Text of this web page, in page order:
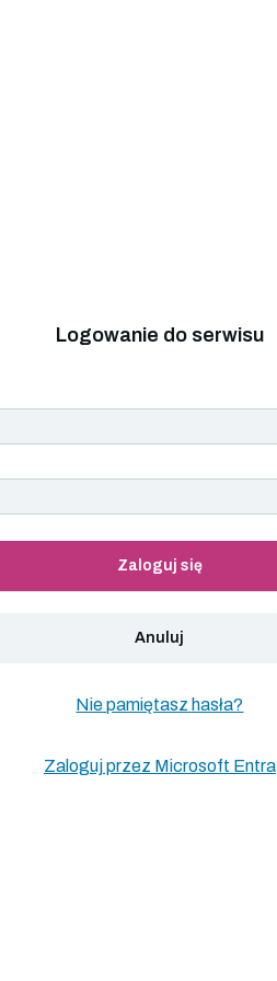
Logowanie do serwisu
Zaloguj się
Anuluj
Nie pamiętasz hasła?
Zaloguj przez Microsoft Entra